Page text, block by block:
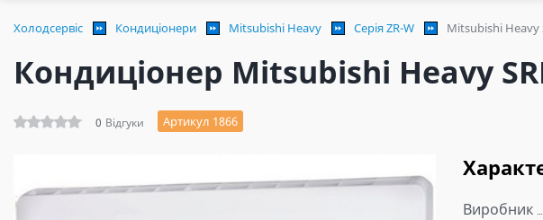
Холодсервіс Кондиціонери Mitsubishi Heavy Серія ZR-W Mitsubishi Heavy
Кондиціонер Mitsubishi Heavy
0 Відгуки Артикул 1866
Виробник